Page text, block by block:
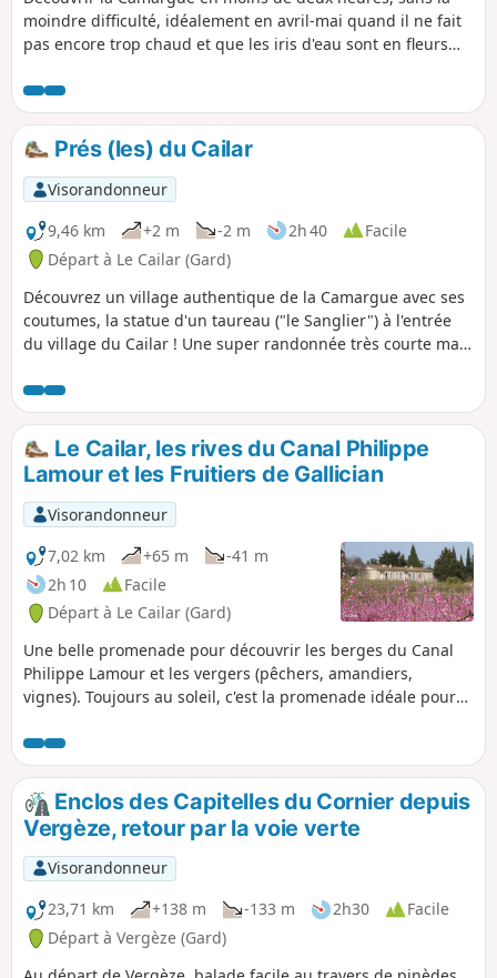
moindre difficulté, idéalement en avril-mai quand il ne fait
pas encore trop chaud et que les iris d'eau sont en fleurs
Prés (les) du Cailar
Visorandonneur
9,46 km
+2 m -2 m 2h 40
Facile
Départ à Le Cailar (Gard)
Découvrez un village authentique de la Camargue avec ses
coutumes, la statue d'un taureau ("le Sanglier") à l'entrée
du village du Cailar ! Une super randonnée très courte mais
Refaite en 01/2025, toujours aussi agréable.
Le Cailar, les rives du Canal Philippe
Lamour et les Fruitiers de Gallician
Visorandonneur
7,02 km
+65 m
-41 m
2h 10
Facile
Départ à Le Cailar (Gard)
Une belle promenade pour découvrir les berges du Canal
Philippe Lamour et les vergers (pêchers, amandiers,
vignes). Toujours au soleil, c'est la promenade idéale pour
Enclos des Capitelles du Cornier depuis
Vergèze, retour par la voie verte
Visorandonneur
23,71 km
+138 m -133 m 2h30
Facile
Départ à Vergèze (Gard)